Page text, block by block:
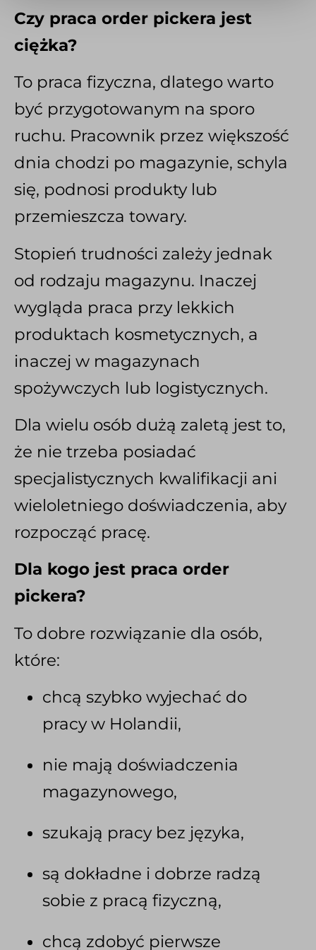
Czy praca order pickera jest
ciężka?
To praca fizyczna, dlatego warto
być przygotowanym na sporo
ruchu. Pracownik przez większość
dnia chodzi po magazynie, schyla
się, podnosi produkty lub
przemieszcza towary.
Stopień trudności zależy jednak
od rodzaju magazynu. Inaczej
wygląda praca przy lekkich
produktach kosmetycznych, a
inaczej w magazynach
spożywczych lub logistycznych.
Dla wielu osób dużą zaletą jest to,
że nie trzeba posiadać
specjalistycznych kwalifikacji ani
wieloletniego doświadczenia, aby
rozpocząć pracę.
Dla kogo jest praca order
pickera?
To dobre rozwiązanie dla osób,
które:
chcą szybko wyjechać do
pracy w Holandii,
nie mają doświadczenia
magazynowego,
szukają pracy bez języka,
są dokładne i dobrze radzą
sobie z pracą fizyczną,
chcą zdobyć pierwsze